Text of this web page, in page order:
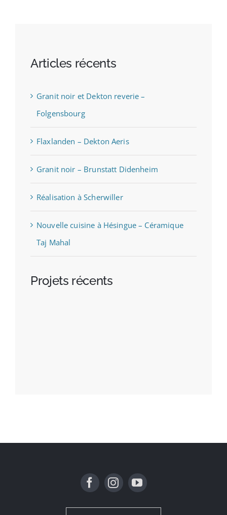
Articles récents
Granit noir et Dekton reverie –
Folgensbourg
Flaxlanden – Dekton Aeris
Granit noir – Brunstatt Didenheim
Réalisation à Scherwiller
Nouvelle cuisine à Hésingue – Céramique
Taj Mahal
Projets récents